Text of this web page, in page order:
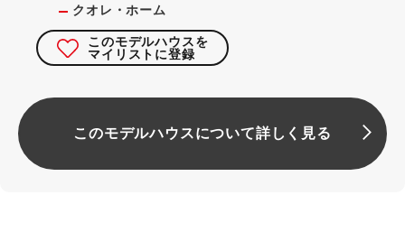
クオレ・ホーム
このモデルハウスを
マイリストに登録
このモデルハウスについて詳しく見る